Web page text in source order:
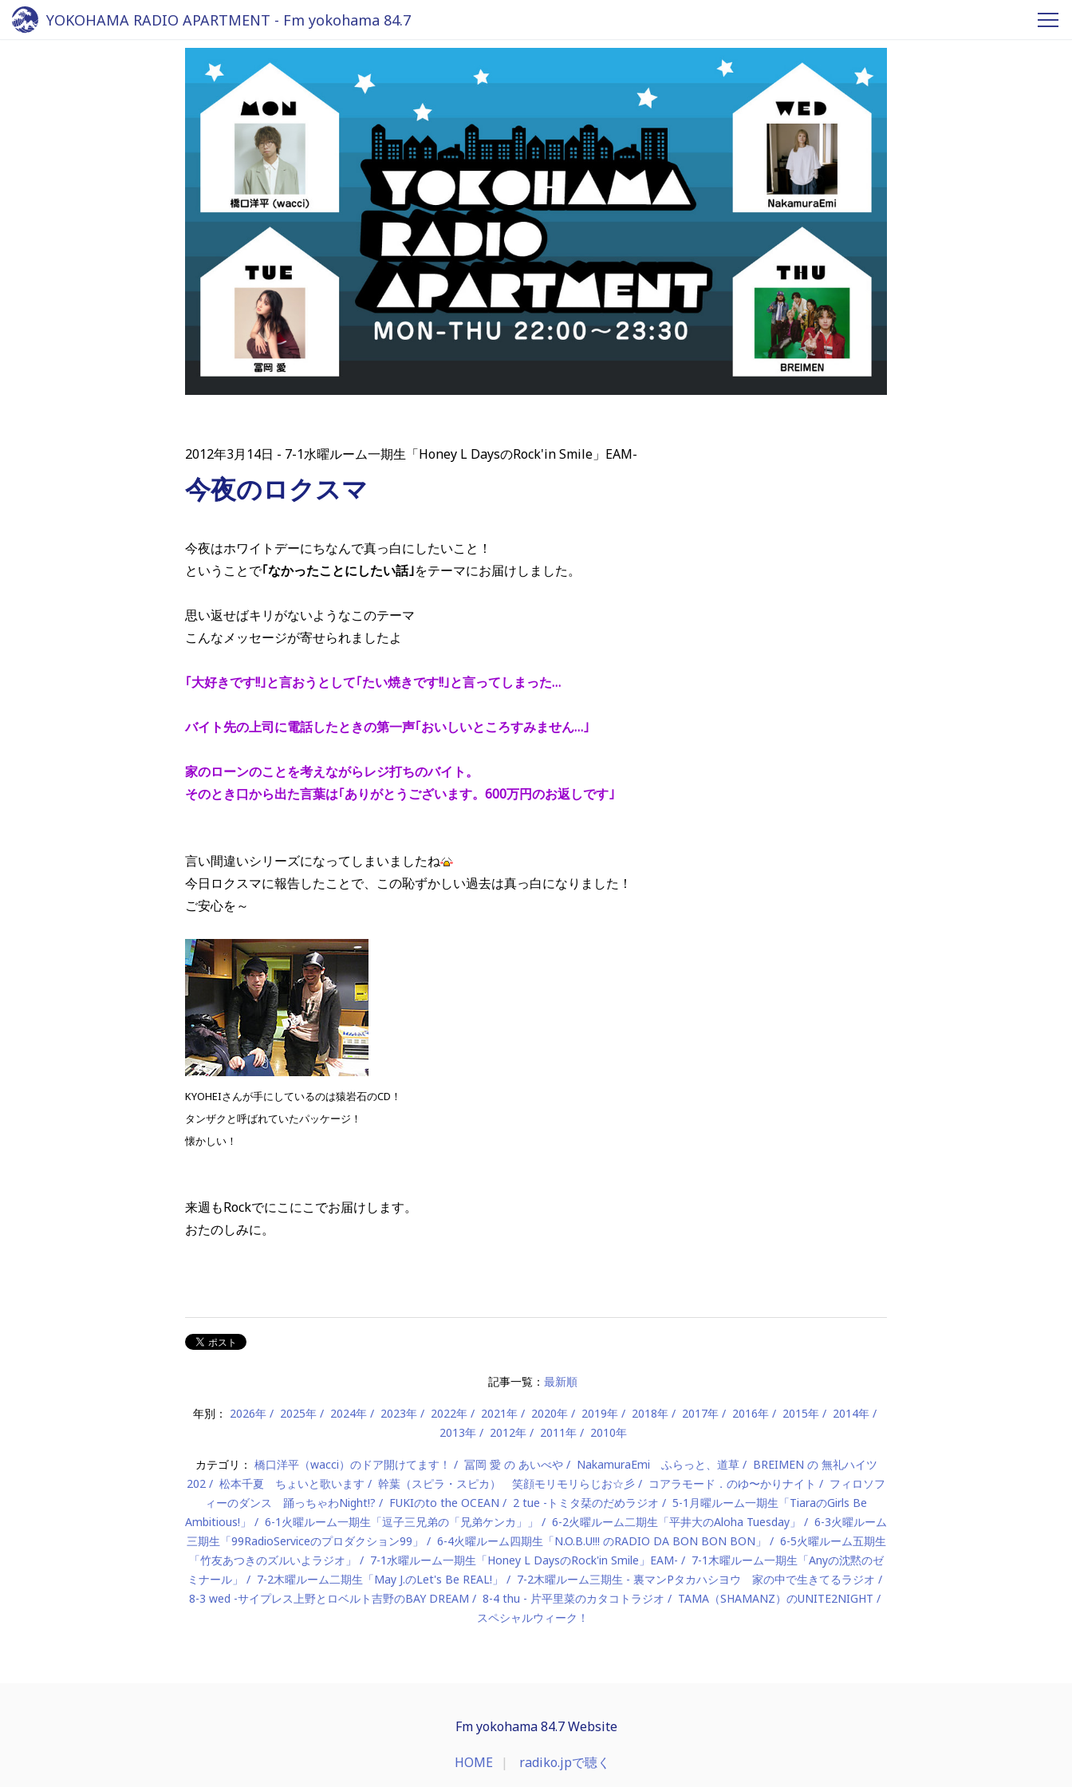
YOKOHAMA RADIO APARTMENT - Fm yokohama 84.7
2012年3月14日 7-1水曜ルーム一期生「Honey L DaysのRock'in Smile」EAM-
今夜のロクスマ
今夜はホワイトデーにちなんで真っ白にしたいこと！
ということで｢なかったことにしたい話｣をテーマにお届けしました。
思い返せばキリがないようなこのテーマ
こんなメッセージが寄せられましたよ
｢大好きです!!｣と言おうとして｢たい焼きです!!｣と言ってしまった…
バイト先の上司に電話したときの第一声｢おいしいところすみません…｣
家のローンのことを考えながらレジ打ちのバイト。
そのとき口から出た言葉は｢ありがとうございます。600万円のお返しです｣
言い間違いシリーズになってしまいましたね
今日ロクスマに報告したことで、この恥ずかしい過去は真っ白になりました！
ご安心を～
KYOHEIさんが手にしているのは猿岩石のCD！
タンザクと呼ばれていたパッケージ！
懐かしい！
来週もRockでにこにこでお届けします。
おたのしみに。
記事一覧： 最新順
年別： 2026年 2025年 2024年 2023年 2022年 2021年 2020年 2019年 2018年 2017年 2016年 2015年
2014年
2013年
2012年 2011年 2010年
カテゴリ： 橋口洋平（wacci）のドア開けてます！ 冨岡 愛 の あいべや NakamuraEmi ふらっと、道草
BREIMEN の 無礼ハイツ
202
松本千夏 ちょいと歌います 幹葉（スピラ・スピカ） 笑顔モリモリらじお☆彡 コアラモード．のゆ〜かりナイト
フィロソフ
ィーのダンス 踊っちゃわNight!?
FUKIのto the OCEAN 2 tue -トミタ栞のだめラジオ
5-1月曜ルーム一期生「TiaraのGirls Be
Ambitious!」
6-1火曜ルーム一期生「逗子三兄弟の「兄弟ケンカ」」 6-2火曜ルーム二期生「平井大のAloha Tuesday」
6-3火曜ルーム
三期生「99RadioServiceのプロダクション99」
6-4火曜ルーム四期生「N.O.B.U!!! のRADIO DA BON BON BON」
6-5火曜ルーム五期生
「竹友あつきのズルいよラジオ」
7-1水曜ルーム一期生「Honey L DaysのRock'in Smile」EAM-
7-1木曜ルーム一期生「Anyの沈黙のゼ
ミナール」
7-2木曜ルーム二期生「May J.のLet's Be REAL!」
7-2木曜ルーム三期生 - 裏マンPタカハシヨウ 家の中で生きてるラジオ
8-3 wed -サイプレス上野とロベルト吉野のBAY DREAM
8-4 thu - 片平里菜のカタコトラジオ
TAMA（SHAMANZ）のUNITE2NIGHT
スペシャルウィーク！
Fm yokohama 84.7 Website
HOME radiko.jpで聴く